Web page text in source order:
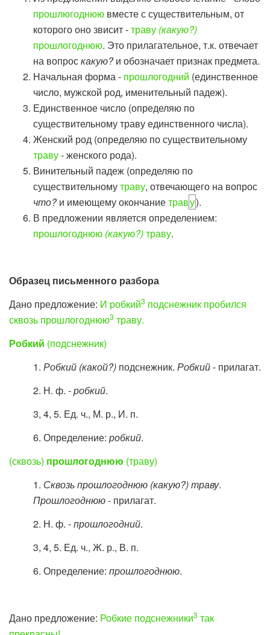
прошлюгоднюю вместе с существительным, от
которого оно звисит -траву (какую?)
прошлогоднюю. Это прилагательное, т.к. отвечает
на вопроскакую?и обозначает признак предмета.
Начальная форма - прошлогодний (единственное
число, мужской род, именительный падеж).
Единственное число (определяю по
существительному траву единственного числа).
Женский род (определяю по существительному
траву- женского рода).
Винительный падеж (определяю по
существительномутраву, отвечающего на вопрос
что?и имеющему окончаниетраву).
В предложении является определением:
прошлогоднюю (какую?)траву.
Образец письменного разбора
Дано предложение: И робкий3 подснежник пробился
сквозь прошлогоднюю3 траву.
Робкий (подснежник)
1. Робкий (какой?) подснежник. Робкий- прилагат.
2. Н. ф. -робкий.
3, 4, 5. Ед. ч., М. р., И. п.
6. Определение: робкий.
(сквозь) прошлогоднюю (траву)
1. Сквозь прошлогоднюю (какую?) траву.
Прошлогоднюю- прилагат.
2. Н. ф. -прошлогодний.
3, 4, 5. Ед. ч., Ж. р., В. п.
6. Определение: прошлогоднюю.
Дано предложение: Робкие подснежники3 так